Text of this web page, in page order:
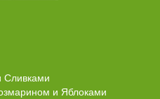
Сливками
и Яблоками